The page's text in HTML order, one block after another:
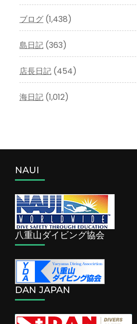
ブログ (1,438)
島日記 (363)
店長日記 (454)
海日記 (1,012)
NAUI
八重山ダイビング協会
DAN JAPAN